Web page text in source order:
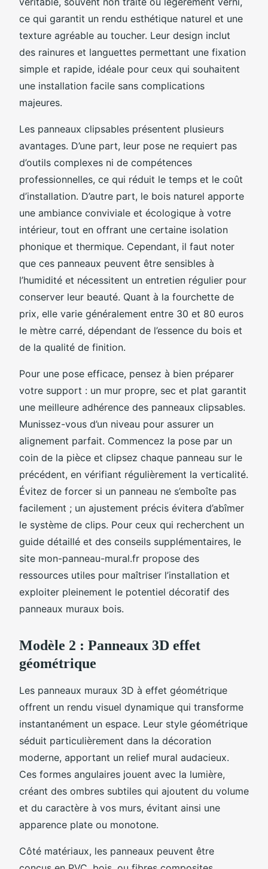
ce qui garantit un rendu esthétique naturel et une
texture agréable au toucher. Leur design inclut
des rainures et languettes permettant une fixation
simple et rapide, idéale pour ceux qui souhaitent
une installation facile sans complications
majeures.
Les panneaux clipsables présentent plusieurs
avantages. D’une part, leur pose ne requiert pas
d’outils complexes ni de compétences
professionnelles, ce qui réduit le temps et le coût
d’installation. D’autre part, le bois naturel apporte
une ambiance conviviale et écologique à votre
intérieur, tout en offrant une certaine isolation
phonique et thermique. Cependant, il faut noter
que ces panneaux peuvent être sensibles à
l’humidité et nécessitent un entretien régulier pour
conserver leur beauté. Quant à la fourchette de
prix, elle varie généralement entre 30 et 80 euros
le mètre carré, dépendant de l’essence du bois et
de la qualité de finition.
Pour une pose efficace, pensez à bien préparer
votre support : un mur propre, sec et plat garantit
une meilleure adhérence des panneaux clipsables.
Munissez-vous d’un niveau pour assurer un
alignement parfait. Commencez la pose par un
coin de la pièce et clipsez chaque panneau sur le
précédent, en vérifiant régulièrement la verticalité.
Évitez de forcer si un panneau ne s’emboîte pas
facilement ; un ajustement précis évitera d’abîmer
le système de clips. Pour ceux qui recherchent un
guide détaillé et des conseils supplémentaires, le
site mon-panneau-mural.fr propose des
ressources utiles pour maîtriser l’installation et
exploiter pleinement le potentiel décoratif des
panneaux muraux bois.
Modèle 2 : Panneaux 3D effet
géométrique
Les panneaux muraux 3D à effet géométrique
offrent un rendu visuel dynamique qui transforme
instantanément un espace. Leur style géométrique
séduit particulièrement dans la décoration
moderne, apportant un relief mural audacieux.
Ces formes angulaires jouent avec la lumière,
créant des ombres subtiles qui ajoutent du volume
et du caractère à vos murs, évitant ainsi une
apparence plate ou monotone.
Côté matériaux, les panneaux peuvent être